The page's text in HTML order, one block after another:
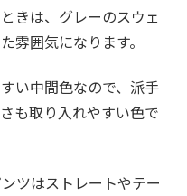
きは、グレーのスウェ
雰囲気になります。
い中間色なので、派手
も取り入れやすい色で
ツはストレートやテー